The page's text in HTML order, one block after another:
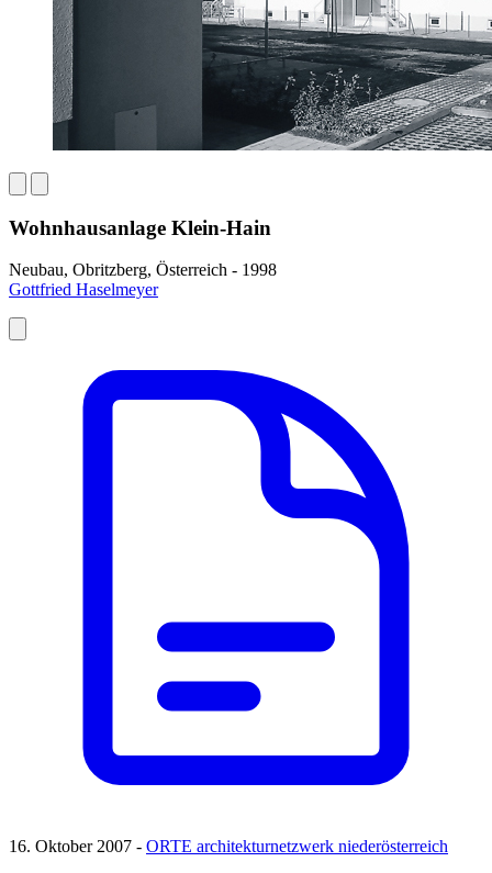
Wohnhausanlage Klein-Hain
Neubau, Obritzberg, Österreich - 1998
Gottfried Haselmeyer
16. Oktober 2007 - ORTE architekturnetzwerk niederösterreich